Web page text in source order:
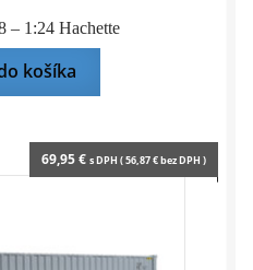
– 1:24 Hachette
košíka
69,95€ s DPH (56,87€bez DPH )